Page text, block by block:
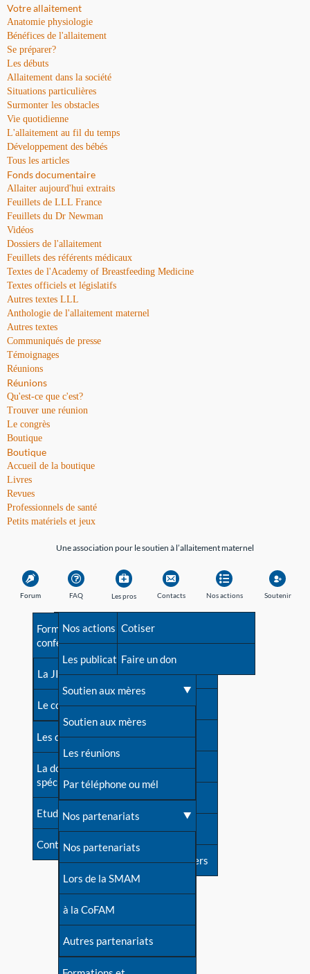
Votre allaitement
Anatomie physiologie
Bénéfices de l'allaitement
Se préparer?
Les débuts
Allaitement dans la société
Situations particulières
Surmonter les obstacles
Vie quotidienne
L'allaitement au fil du temps
Développement des bébés
Tous les articles
Fonds documentaire
Allaiter aujourd'hui extraits
Feuillets de LLL France
Feuillets du Dr Newman
Vidéos
Dossiers de l'allaitement
Feuillets des référents médicaux
Textes de l'Academy of Breastfeeding Medicine
Textes officiels et législatifs
Autres textes LLL
Anthologie de l'allaitement maternel
Autres textes
Communiqués de presse
Témoignages
Réunions
Réunions
Qu'est-ce que c'est?
Trouver une réunion
Le congrès
Boutique
Boutique
Accueil de la boutique
Livres
Revues
Professionnels de santé
Petits matériels et jeux
Une association pour le soutien à l’allaitement maternel
Forum FAQ
Avant la naissance
Les débuts
Une difficulté d'allaitement ?
Cas particuliers
Mythes et vérités
Devenir animatrice ?
Une question sur le site
Les pros
Formations et
conférences
La JIA
Le congrès
Les dossiers de l'allaitement
La documentation
spécialisée
Etudes récentes
Contact
Contacts
Besoin d'aide?
Répertoire de tous les
contacts
Contact presse
Dossier de presse
Soutenir LLL
Livre d'or
Forum
S'inscrire à nos newsletters
Nos actions
Nos actions
Les publications
Soutien aux mères
Soutien aux mères
Les réunions
Par téléphone ou mél
Nos partenariats
Nos partenariats
Lors de la SMAM
à la CoFAM
Autres partenariats
Soutenir
Cotiser
Faire un don